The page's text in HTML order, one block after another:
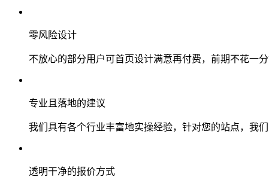
零风险设计
不放心的部分用户可首页设计满意再付费，前期不花一
专业且落地的建议
我们具有各个行业丰富地实操经验，针对您的站点，我
透明干净的报价方式